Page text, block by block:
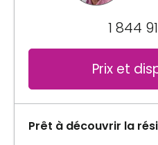
1 844
Prix et
Prêt à découvrir la